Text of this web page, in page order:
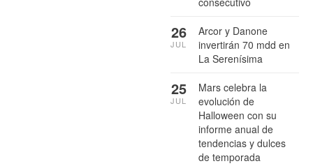
Arcor y Danone
invertirán 70 mdd en
La Serenísima
26
JUL
Mars celebra la
evolución de
Halloween con su
informe anual de
tendencias y dulces
de temporada
25
JUL